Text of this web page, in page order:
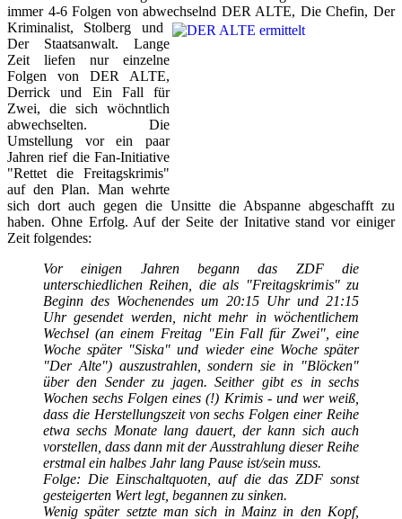
immer 4-6 Folgen von abwechselnd DER ALTE, Die Chefin, Der
Kriminalist, Stolberg und
Der Staatsanwalt. Lange
Zeit liefen nur einzelne
Folgen von DER ALTE,
Derrick und Ein Fall für
Zwei, die sich wöchntlich
abwechselten. Die
Umstellung vor ein paar
Jahren rief die Fan-Initiative
"Rettet die Freitagskrimis"
auf den Plan. Man wehrte
sich dort auch gegen die Unsitte die Abspanne abgeschafft zu
haben. Ohne Erfolg. Auf der Seite der Initative stand vor einiger
Zeit folgendes:
Vor einigen Jahren begann das ZDF die
unterschiedlichen Reihen, die als "Freitagskrimis" zu
Beginn des Wochenendes um 20:15 Uhr und 21:15
Uhr gesendet werden, nicht mehr in wöchentlichem
Wechsel (an einem Freitag "Ein Fall für Zwei", eine
Woche später "Siska" und wieder eine Woche später
"Der Alte") auszustrahlen, sondern sie in "Blöcken"
über den Sender zu jagen. Seither gibt es in sechs
Wochen sechs Folgen eines (!) Krimis - und wer weiß,
dass die Herstellungszeit von sechs Folgen einer Reihe
etwa sechs Monate lang dauert, der kann sich auch
vorstellen, dass dann mit der Ausstrahlung dieser Reihe
erstmal ein halbes Jahr lang Pause ist/sein muss.
Folge: Die Einschaltquoten, auf die das ZDF sonst
gesteigerten Wert legt, begannen zu sinken.
Wenig später setzte man sich in Mainz in den Kopf,